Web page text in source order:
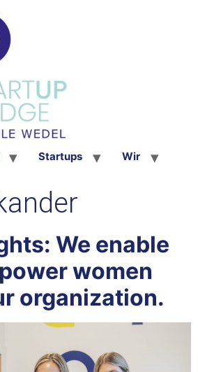
Startups Wir
We enable
women
organization.